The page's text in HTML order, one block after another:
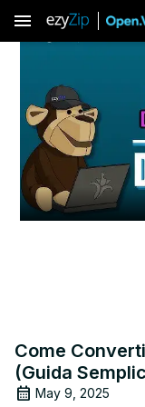
menu
Come
(Guida
May 9, 2025